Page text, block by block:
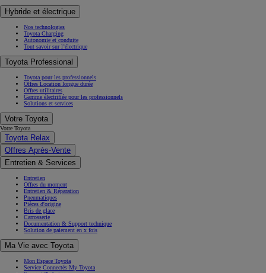
Hybride et électrique
Nos technologies
Toyota Charging
Autonomie et conduite
Tout savoir sur l’électrique
Toyota Professional
Toyota pour les professionnels
Offres Location longue durée
Offres utilitaires
Gamme électrifiée pour les professionnels
Solutions et services
Votre Toyota
Votre Toyota
Toyota Relax
Offres Après-Vente
Entretien & Services
Entretien
Offres du moment
Entretien & Réparation
Pneumatiques
Pièces d'origine
Bris de glace
Carrosserie
Documentation & Support technique
Solution de paiement en x fois
Ma Vie avec Toyota
Mon Espace Toyota
Service Connectés My Toyota